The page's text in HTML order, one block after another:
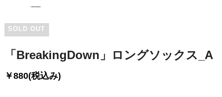
SOLD OUT
「BreakingDown」ロングソックス_A
￥880(税込み)